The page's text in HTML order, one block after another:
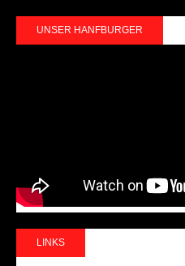
UNSER HANFBURGER
LINKS